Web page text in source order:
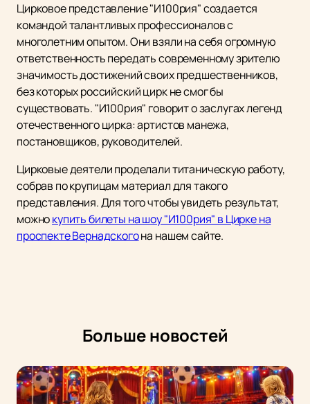
Цирковое представление "И100рия" создается
командой талантливых профессионалов с
многолетним опытом. Они взяли на себя огромную
ответственность передать современному зрителю
значимость достижений своих предшественников,
без которых российский цирк не смог бы
существовать. "И100рия" говорит о заслугах легенд
отечественного цирка: артистов манежа,
постановщиков, руководителей.
Цирковые деятели проделали титаническую работу,
собрав по крупицам материал для такого
представления. Для того чтобы увидеть результат,
можнокупить билеты на шоу "И100рия" в Цирке на
проспекте Вернадскогона нашем сайте.
Больше новостей